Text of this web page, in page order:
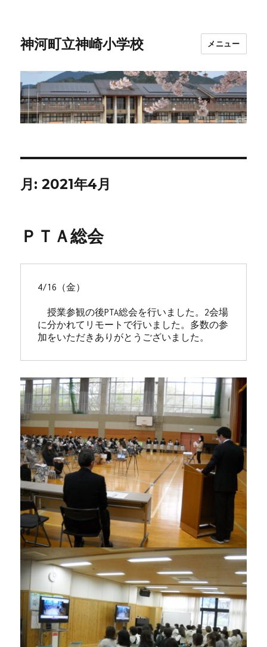
神河町立神崎小学校 メニュー
月:2021年4月
ＰＴＡ総会
4/16（金）
授業参観の後PTA総会を行いました。2会場
に分かれてリモートで行いました。多数の参
加をいただきありがとうございました。